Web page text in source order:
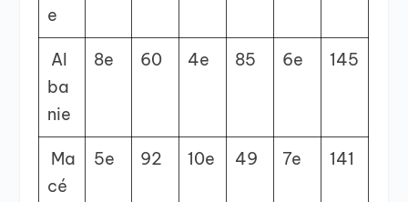
e
Al
ba
nie
8e 60 4e 85 6e 145
Ma
cé
5e 92 10e 49 7e 141